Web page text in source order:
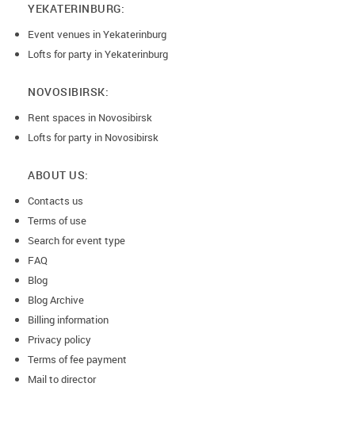
YEKATERINBURG:
Event venues in Yekaterinburg
Lofts for party in Yekaterinburg
NOVOSIBIRSK:
Rent spaces in Novosibirsk
Lofts for party in Novosibirsk
ABOUT US:
Contacts us
Terms of use
Search for event type
FAQ
Blog
Blog Archive
Billing information
Privacy policy
Terms of fee payment
Mail to director